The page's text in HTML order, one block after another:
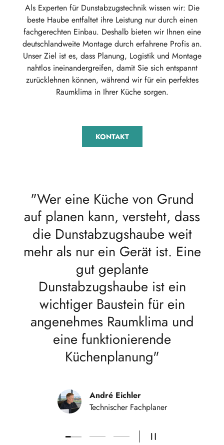
Als Experten für Dunstabzugstechnik wissen wir: Die
beste Haube entfaltet ihre Leistung nur durch einen
fachgerechten Einbau. Deshalb bieten wir Ihnen eine
deutschlandweite Montage durch erfahrene Profis an.
Unser Ziel ist es, dass Planung, Logistik und Montage
nahtlos ineinandergreifen, damit Sie sich entspannt
zurücklehnen können, während wir für ein perfektes
Raumklima in Ihrer Küche sorgen.
KONTAKT
"Wer eine Küche von Grund
auf planen kann, versteht, dass
die Dunstabzugshaube weit
mehr als nur ein Gerät ist. Eine
gut geplante
Dunstabzugshaube ist ein
wichtiger Baustein für ein
angenehmes Raumklima und
eine funktionierende
Küchenplanung"
André Eichler
Technischer Fachplaner
Folie laden 1 von 3
Folie laden 2 von 3
Folie laden 3 von 3
SLIDESHOW